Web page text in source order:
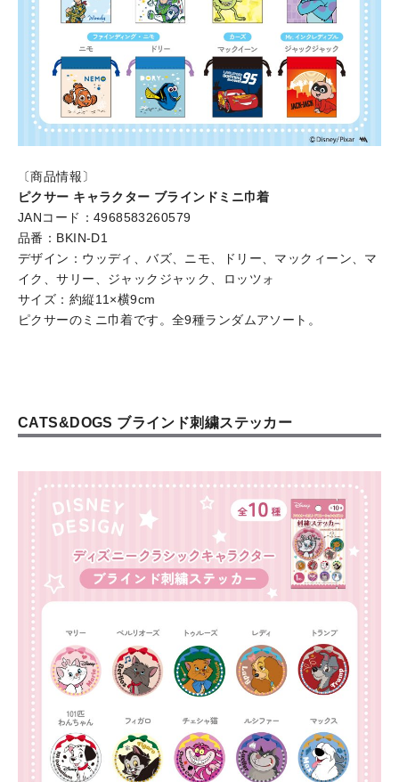
〔商品情報〕
ピクサー キャラクター ブラインドミニ巾着
JANコード：4968583260579
品番：BKIN-D1
デザイン：ウッディ、バズ、ニモ、ドリー、マックィーン、マ
イク、サリー、ジャックジャック、ロッツォ
サイズ：約縦11×横9cm
ピクサーのミニ巾着です。全9種ランダムアソート。
CATS&DOGS ブラインド刺繍ステッカー